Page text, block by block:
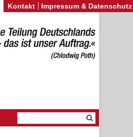
Kontakt Impressum & Datenschutz